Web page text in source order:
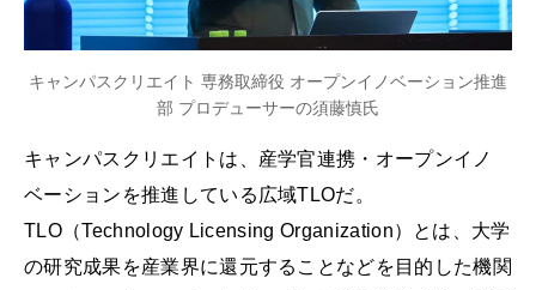
キャンパスクリエイト 専務取締役 オープンイノベーション推進
部 プロデューサーの須藤慎氏
キャンパスクリエイトは、産学官連携・オープンイノ
ベーションを推進している広域TLOだ。
TLO（Technology Licensing Organization）とは、大学
の研究成果を産業界に還元することなどを目的した機関